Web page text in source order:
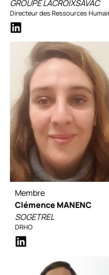
GROUPE LACROIXSAVAC
Directeur des Ressources
Membre
Clémence MANENC
SOGETREL
DRHO